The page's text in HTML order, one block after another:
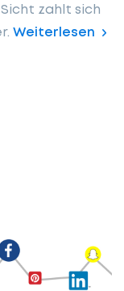
zahlt sich
Weiterlesen